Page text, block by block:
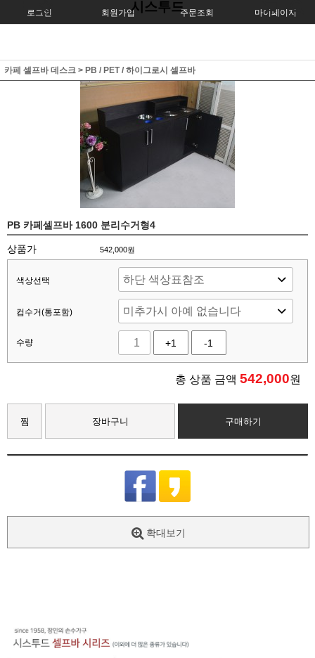
로그인 회원가입 주문조회 마이페이지
시스투드
카페 셀프바 데스크 > PB / PET / 하이그로시 셀프바
PB 카페셀프바 1600 분리수거형4
상품가 542,000원
색상선택
컵수거(통포함)
수량 +1 -1
총 상품 금액 542,000원
찜 장바구니 구매하기
확대보기